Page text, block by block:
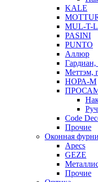
KALE
MUL-T-
PASINI
PUNTO
Аллюр
Меттэм,
НОРА-М
ПРОСАМ,
Code
Прочие
Оконная
Apecs
GEZE
Прочие